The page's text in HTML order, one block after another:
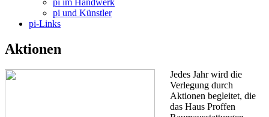
pi und Künstler
pi-Links
Aktionen
Jedes Jahr wird die
Verlegung durch
Aktionen begleitet, die
das Haus Proffen